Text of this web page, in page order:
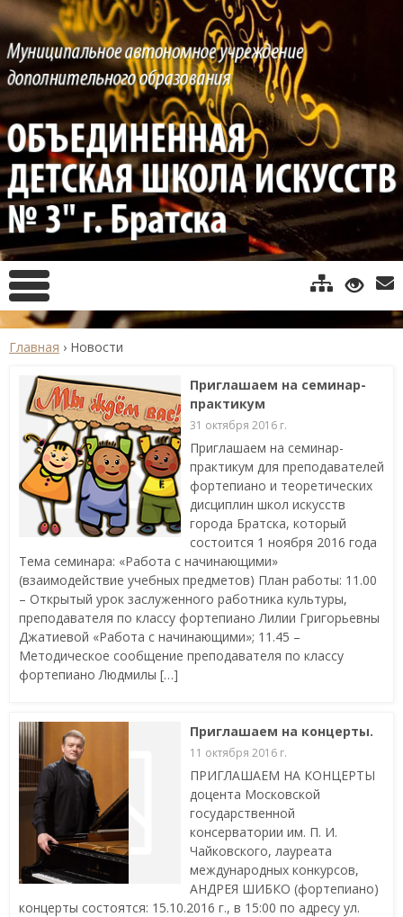
Главная › Новости
Приглашаем на семинар-
практикум
31 октября 2016 г.
Приглашаем на семинар-
практикум для преподавателей
фортепиано и теоретических
дисциплин школ искусств
города Братска, который
состоится 1 ноября 2016 года
Тема семинара: «Работа с начинающими»
(взаимодействие учебных предметов) План работы: 11.00
– Открытый урок заслуженного работника культуры,
преподавателя по классу фортепиано Лилии Григорьевны
Джатиевой «Работа с начинающими»; 11.45 –
Методическое сообщение преподавателя по классу
фортепиано Людмилы […]
Приглашаем на концерты.
11 октября 2016 г.
ПРИГЛАШАЕМ НА КОНЦЕРТЫ
доцента Московской
государственной
консерватории им. П. И.
Чайковского, лауреата
международных конкурсов,
АНДРЕЯ ШИБКО (фортепиано)
концерты состоятся: 15.10.2016 г., в 15:00 по адресу ул.